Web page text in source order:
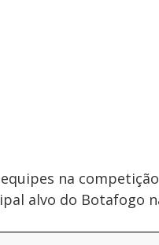
na competição
alvo do Botafogo